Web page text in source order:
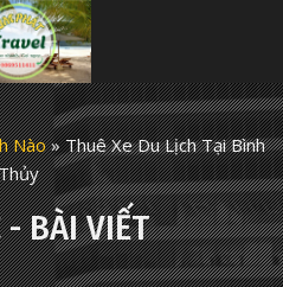
Nào»Thuê Xe Du Lịch Tại Bình
BÀI VIẾT